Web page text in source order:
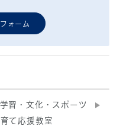
ォーム
習・文化・スポーツ
て応援教室